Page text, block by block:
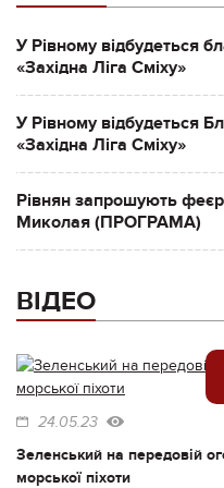
У Рівному відбудеться
«Західна Ліга Сміху»
У Рівному відбудеться
«Західна Ліга Сміху»
Рівнян запрошують
Миколая (ПРОГРАМА)
ВІДЕО
24.05.23
Зеленський на передовій
морської піхоти